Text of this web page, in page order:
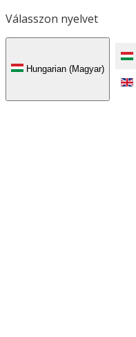
Válasszon nyelvet
Hungarian (Magyar)